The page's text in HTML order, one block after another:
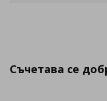
Съчетава се